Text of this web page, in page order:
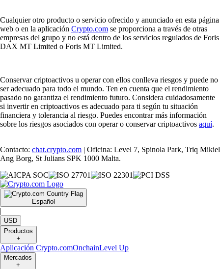
Cualquier otro producto o servicio ofrecido y anunciado en esta página
web o en la aplicación Crypto.com se proporciona a través de otras
empresas del grupo y no está dentro de los servicios regulados de Foris
DAX MT Limited o Foris MT Limited.
Conservar criptoactivos u operar con ellos conlleva riesgos y puede no
ser adecuado para todo el mundo. Ten en cuenta que el rendimiento
pasado no garantiza el rendimiento futuro. Considera cuidadosamente
si invertir en criptoactivos es adecuado para ti según tu situación
financiera y tolerancia al riesgo. Puedes encontrar más información
sobre los riesgos asociados con operar o conservar criptoactivos aquí.
Contacto: chat.crypto.com | Oficina: Level 7, Spinola Park, Triq Mikiel
Ang Borg, St Julians SPK 1000 Malta.
Español
|
USD
Productos
+
Aplicación Crypto.comOnchainLevel Up
Mercados
+